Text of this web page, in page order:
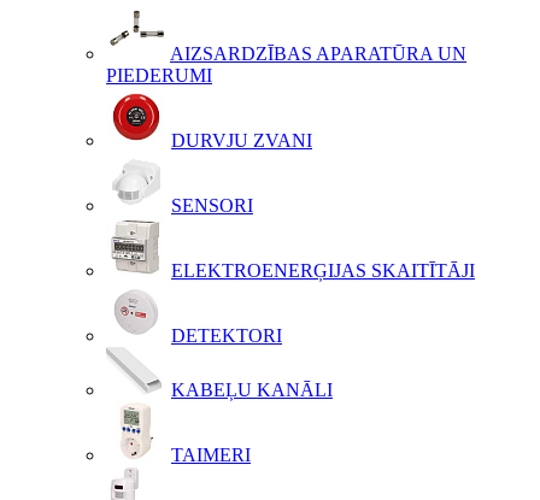
AIZSARDZĪBAS APARATŪRA UN
PIEDERUMI
DURVJU ZVANI
SENSORI
ELEKTROENERĢIJAS SKAITĪTĀJI
DETEKTORI
KABEĻU KANĀLI
TAIMERI